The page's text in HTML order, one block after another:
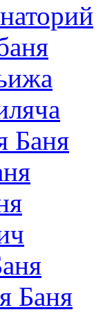
Баня
Баня